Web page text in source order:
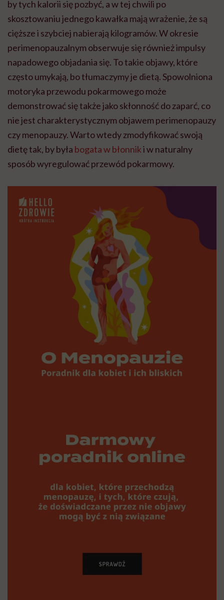
by tych kalorii się pozbyć, a w tej chwili po
skosztowaniu jednego kawałka mają wrażenie, że są
cięższe i szybciej nabierają kilogramów. W okresie
perimenopauzalnym obserwuje się również impulsy
napadowego objadania się. To takie objawy, które
często umykają, bo tłumaczymy je dietą. Spowolniona
motoryka przewodu pokarmowego może
demonstrować się także jako skłonność do zaparć, co
nie jest charakterystycznym objawem perimenopauzy
czy menopauzy. Warto wtedy zmodyfikować swoją
dietę tak, by była bogata w błonniki w naturalny
sposób wyregulować przewód pokarmowy.